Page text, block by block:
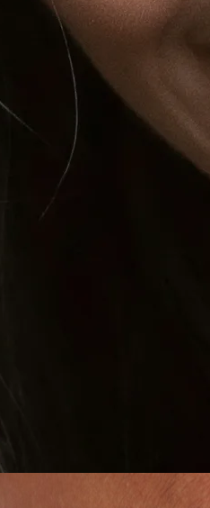
Contouring Fat Loss
Deoxycholic Acid
Sculpting Fat Removal
loss and Body Sculpting
in Montreal | Ideal